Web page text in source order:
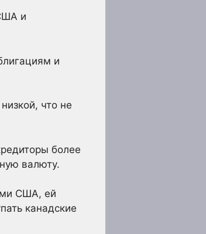
и
и
что не
более
валюту.
США, ей
канадские